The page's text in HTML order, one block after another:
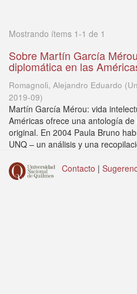
Mostrando ítems 1-1 de 1
Sobre Martín García
diplomática en las
Romagnoli, Alejandro Eduardo (
2019-09)
Martín García Mérou: vida
Américas ofrece una antología
original. En 2004 Paula Bruno
UNQ – un análisis y una
Contacto |